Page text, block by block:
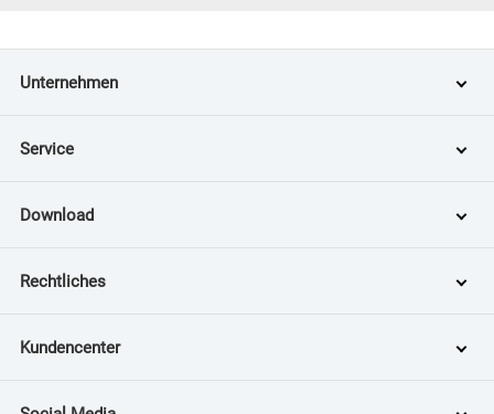
Unternehmen
Service
Download
Rechtliches
Kundencenter